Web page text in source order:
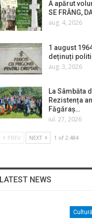
A apărut
SE FRÂNG,
aug. 4, 2026
1 august
deținuți
aug. 3, 2026
La Sâmbăta
Rezistența
Făgăraș…
iul. 27, 2026
PREV NEXT 1 of 2.484
NEWS
Cultură